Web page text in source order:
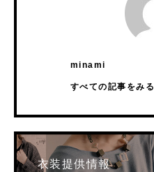
minami
すべての記事をみる
衣装提供情報